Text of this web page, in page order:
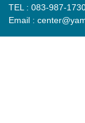
TEL : 083-987-
Email :